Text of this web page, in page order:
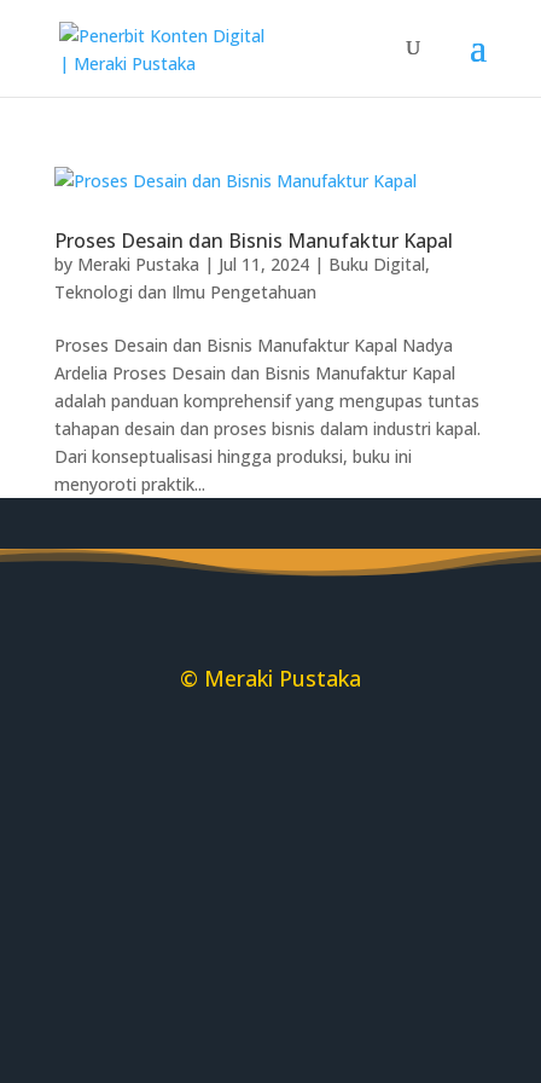
Proses Desain dan Bisnis Manufaktur Kapal
by Meraki Pustaka | Jul 11, 2024| Buku Digital,
Teknologi dan Ilmu Pengetahuan
Proses Desain dan Bisnis Manufaktur Kapal Nadya
Ardelia Proses Desain dan Bisnis Manufaktur Kapal
adalah panduan komprehensif yang mengupas tuntas
tahapan desain dan proses bisnis dalam industri kapal.
Dari konseptualisasi hingga produksi, buku ini
menyoroti praktik...
© Meraki Pustaka